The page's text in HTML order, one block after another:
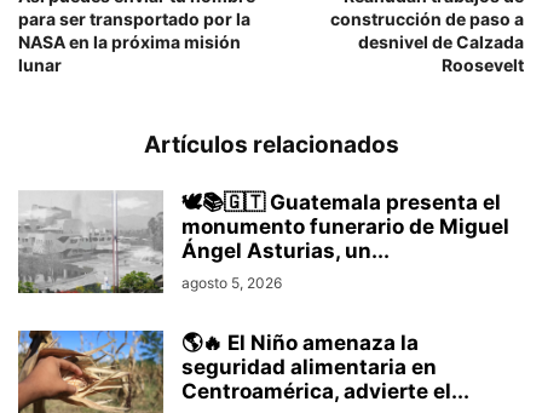
para ser transportado por la
NASA en la próxima misión
lunar
construcción de paso a
desnivel de Calzada
Roosevelt
Artículos relacionados
🕊️📚🇬🇹 Guatemala presenta el
monumento funerario de Miguel
Ángel Asturias, un...
agosto 5, 2026
🌎🔥 El Niño amenaza la
seguridad alimentaria en
Centroamérica, advierte el...